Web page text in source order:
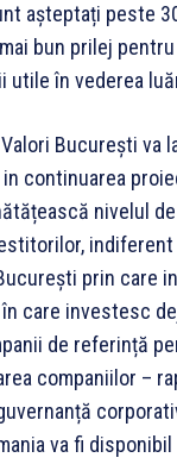
așteptați peste
bun prilej
utile în vederea
București
continuarea
nivelul
indiferent
prin care
care investesc
de referință
companiilor –
va fi disponibil